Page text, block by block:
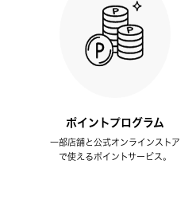
ポイントプログラム
一部店舗と公式オンラインストア
で使えるポイントサービス。